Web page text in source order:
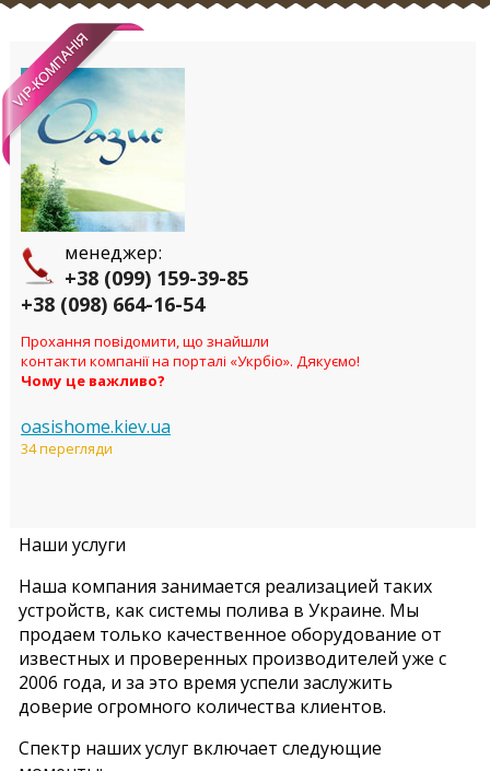
менеджер:
+38 (099) 159-39-85
+38 (098) 664-16-54
Прохання повідомити, що знайшли
контакти компанії на порталі «Укрбіо». Дякуємо!
Чому це важливо?
oasishome.kiev.ua
34 перегляди
Наши услуги
Наша компания занимается реализацией таких
устройств, как системы полива в Украине. Мы
продаем только качественное оборудование от
известных и проверенных производителей уже с
2006 года, и за это время успели заслужить
доверие огромного количества клиентов.
Спектр наших услуг включает следующие